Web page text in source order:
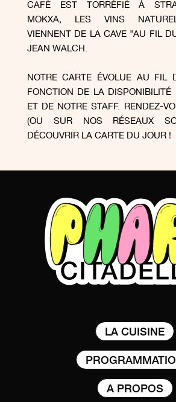
CAFÉ EST TORRÉFIÉ À
MOKXA, LES VINS
VIENNENT DE LA CAVE "AU FIL
JEAN WALCH.
NOTRE CARTE ÉVOLUE AU FIL
FONCTION DE LA DISPONIBILITÉ
ET DE NOTRE STAFF. RENDEZ-
(OU SUR NOS RÉSEAUX
DÉCOUVRIR LA CARTE DU JOUR !
LA CUISINE
A PROPOS